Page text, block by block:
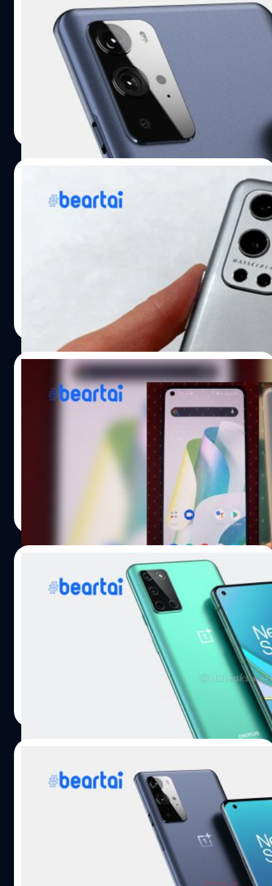
OnePlus ปล่อยทีเซอร์ เตรียมเปิดตัว
OnePlus 9 วันที่ 8 มี.ค. นี้
OnePlus บริษัทผู้ผลิตสมาร์ตโฟนสเปกพรีเมียมราคาหระหยัด
ได้ปล่อยภาพทีเซอร์ล่าสุด ที่จะเปิดตัวสมาร์ตโฟนดังกล่าว ใน
วันที่ 8 มีนาคม 2021
| 1986 days ago
หลุดภาพเครื่องจริง OnePlus 9 Pro ยืนยัน
ร่วมมือกับ Hasselblad ช่วยทำกล้อง
ในช่วงต้นปี ก็จะเป็นเวลาเปิดตัวเรือธงใหม่ของ OnePlus เป็น
ประจำอยู่แล้ว และหลังจากเคยมีภาพหลุดเรนเดอร์เครื่อง
OnePlus 9 Pro ออกมา ล่าสุดก็มีภาพเครื่องจริง ๆ ซึ่งเป็น
เครื่อง Prototype ของ OnePlus 9 Pro ที่มาพร้อมกับการ
สกรีนโลโก้ 'Hasselblad' เป็นการยืนยันว่า Hasselblad จะเข้า
มาช่วยทำกล้อง และระบบกล้องให้กับ OnePlus คล้ายกับที่
Leica ช่วย Huawei ทำกล้อง ซึ่งเอาเข้าจริง ๆ นี่ไม่ใช่ครั้งแรกที่
Hasselblad ได้ลงมาเยือนยังตลาดกล้องสมาร์ตโฟน เพราะ
ย้อนกลับไปในปี 2016 เคยมีสมาร์ตโฟน Modular อย่าง Moto
Z ที่มีม็อดเป็น Moto Mod Hasselblad True Zoom ออกมา
ก่อนหน้านี้แล้ว แต่ครั้งนี้จะไม่ใช่การทำม็อดมาประกับหลัง
เครื่อง แต่เป็นการร่วมมือกันออกแบบระบบกล้อง และอาจจะมี
อะไรมากกว่านั้นซึ่งก็ต้องรอรายละเอียดจากตอนเปิดตัวอีกที
เท่าที่เราทราบ OnePlus 9 Pro…
| 2008 days ago
หลุดมาเป็นรูป โผล่รูปเครื่องจริง OnePlus 9
ดีไซน์ตามที่หลุดออกมา
หลังจากที่เคยมีภาพเรนเดอร์ของเครื่อง OnePlus 9 และ 9
Pro หลุดออกมาให้ได้เชยชม ล่าสุดก็มีภาพเครื่องจริงของ
OnePlus 9 หลุดออกมาเช่นกัน ช่วยยืนยันดีไซน์จริง ๆ ของ
เครื่องที่ค่อนข้างแปลกตาไปกว่าเดิมพอสมควร เท่าที่ทราบ ใน
ไลน์อัปของรุ่นที่ 9 ของ OnePlus จะมีทั้งหมด 3 โมเดล (จาก
ข่าวนี้) ซึ่งประกอบไปด้วย OnePlus 9E, OnePlus 9 และ
OnePlus 9 Pro ทำให้นี่เป็นครั้งแรกของ OnePlus ที่จะเปิดตัว
ไลน์อัปหลักพร้อม ๆ กันถึง 3 รุ่น จากภาพเราคาดว่าน่าจะเป็น
เครื่อง OnePlus 9 เพราะค่อนข้างตรงกับข้อมูลหลุดออกมา
อย่างมาก คราวนี้ OnePlus ตัดสินใจให้กล้องเพียงแค่ 2 ตัวกับ
รุ่นธรรมดา เป็นเซ็ตอัปกล้องความละเอียด 48MP (กล้องหลัก)
และ 16MP (กล้องเลนส์อัลตราไวด์) ตัวเครื่องมาพร้อมกับ
| 2064 days ago
เตรียมซอยรุ่นเพิ่ม โผล่ข้อมูล OnePlus 9E รุ่น
เล็ก, รุ่น Pro อาจได้เรต IP68 กันน้ำกันฝุ่น
ล่าสุดมีการเปิดเผยข้อมูลของ OnePlus 9E สมาร์ตโฟนอีกหนึ่ง
รุ่นที่อาจเปิดตัวพร้อมกับสองคู่หู 9 และ 9 Pro ทำให้ OnePlus
ตอนนี้กลายเป็นแบรนด์ที่ขายสมาร์ตโฟนให้กับตลาดแทบทุก
ระดับย่านแล้ว (ซอยเยอะ ๆ เป็นผลดีกับผู้บริโภค) ข้อมูลนี้มา
จากการที่มีนักเผยข้อมูลไปเจอข้อมูลเกี่ยวกับ IP rating หรือเร
ตกันน้ำกันฝุ่นของเครื่อง OnePlus 9 Series ซึ่งเขายืนยันว่า
OnePlus 9 Pro หรือตัวพี่ใหญ่สุด จะมาพร้อมกับเรต IP68 กัน
น้ำกันฝุ่น หลังจากที่ OnePlus ไม่เคยมีเรตติง IP เลย ก็เลยพบ
ฝุ่นได้ ภาพสเก็ตช์ OnePlus 9 อ้างอิง พิสูจน์อักษร : สุชยา
เกษจำรัส
หลุดภาพเรนเดอร์แรก นักฆ่าเรือธงล่าสุด
“OnePlus 9 Pro”
หลุดภาพเรนเดอร์แรก OnePlus 9 Pro ดีไซน์คล้ายกับ